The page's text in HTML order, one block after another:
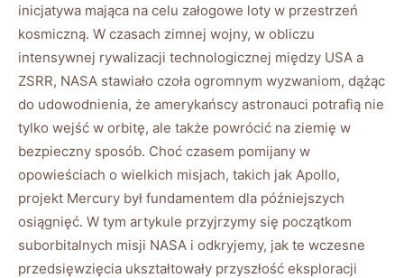
inicjatywa mająca na celu załogowe loty w przestrzeń
kosmiczną. W czasach zimnej wojny, w obliczu
intensywnej rywalizacji technologicznej między USA a
ZSRR, NASA stawiało czoła ogromnym wyzwaniom, dążąc
do udowodnienia, że amerykańscy astronauci potrafią nie
tylko wejść w orbitę, ale także powrócić na ziemię w
bezpieczny sposób. Choć czasem pomijany w
opowieściach o wielkich misjach, takich jak Apollo,
projekt Mercury był fundamentem dla późniejszych
osiągnięć. W tym artykule przyjrzymy się początkom
suborbitalnych misji NASA i odkryjemy, jak te wczesne
przedsięwzięcia ukształtowały przyszłość eksploracji